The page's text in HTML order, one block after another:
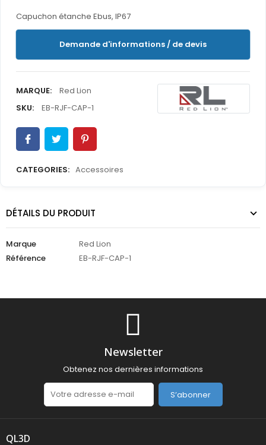
Capuchon étanche Ebus, IP67
Demande d'informations / de devis
MARQUE:
Red Lion
SKU:
EB-RJF-CAP-1
CATEGORIES: Accessoires
DÉTAILS DU PRODUIT
Marque
Red Lion
Référence
EB-RJF-CAP-1
Newsletter
Obtenez nos dernières informations
S’abonner
QL3D